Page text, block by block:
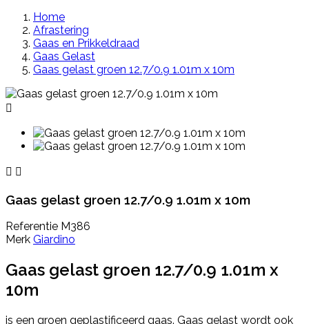
Home
Afrastering
Gaas en Prikkeldraad
Gaas Gelast
Gaas gelast groen 12.7/0.9 1.01m x 10m

 
Gaas gelast groen 12.7/0.9 1.01m x 10m
Referentie M386
Merk Giardino
Gaas gelast groen 12.7/0.9 1.01m x
10m
is een groen geplastificeerd gaas. Gaas gelast wordt ook